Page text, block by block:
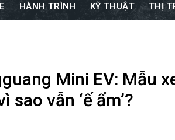
HÀNH TRÌNH KỸ THUẬT THỊ
Mini EV: Mẫu
sao vẫn ‘ế ẩm’?